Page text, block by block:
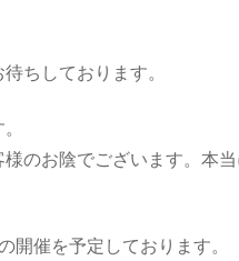
ちしております。
のお陰でございます。本
開催を予定しております。